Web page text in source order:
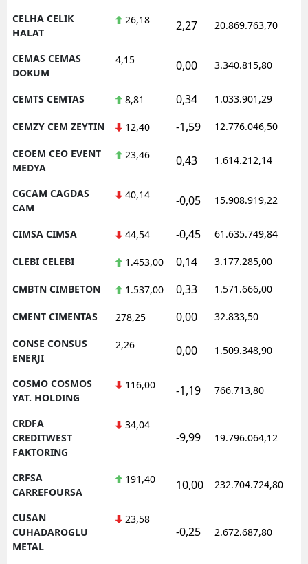
CELHA CELIK
HALAT
26,18 2,27 20.869.763,70
CEMAS CEMAS
DOKUM
4,15 0,00 3.340.815,80
CEMTS CEMTAS 8,81 0,34 1.033.901,29
CEMZY CEM ZEYTIN 12,40 -1,59 12.776.046,50
CEOEM CEO EVENT
MEDYA
23,46 0,43 1.614.212,14
CGCAM CAGDAS
CAM
40,14 -0,05 15.908.919,22
CIMSA CIMSA 44,54 -0,45 61.635.749,84
CLEBI CELEBI 1.453,00 0,14 3.177.285,00
CMBTN CIMBETON 1.537,00 0,33 1.571.666,00
CMENT CIMENTAS 278,25 0,00 32.833,50
CONSE CONSUS
ENERJI
2,26 0,00 1.509.348,90
COSMO COSMOS
YAT. HOLDING
116,00 -1,19 766.713,80
CRDFA
CREDITWEST
FAKTORING
34,04
-9,99 19.796.064,12
CRFSA
CARREFOURSA
191,40 10,00 232.704.724,80
CUSAN
CUHADAROGLU
METAL
23,58
-0,25 2.672.687,80